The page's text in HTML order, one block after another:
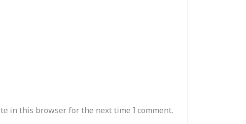
in this browser for the next time I comment.